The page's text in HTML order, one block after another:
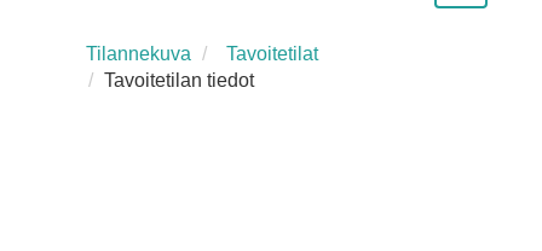
Tilannekuva
Tavoitetilat
Tavoitetilan tiedot